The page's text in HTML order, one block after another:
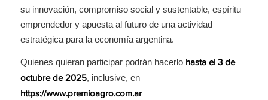
su innovación, compromiso social y sustentable, espíritu
emprendedor y apuesta al futuro de una actividad
estratégica para la economía argentina.
Quienes quieran participar podrán hacerlo hasta el 3 de
octubre de 2025, inclusive, en
https://www.premioagro.com.ar